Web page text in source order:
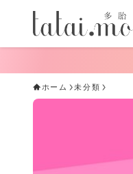
ホーム 未分類